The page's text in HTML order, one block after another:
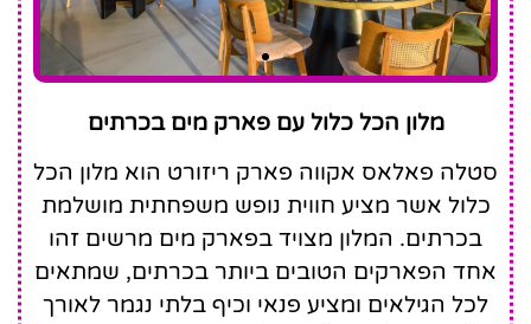
Stella Palace Aqua
מלון הכל כלול עם פארק מים בכרתים
סטלה פאלאס אקווה פארק ריזורט הוא מלון הכל
כלול אשר מציע חווית נופש משפחתית מושלמת
בכרתים. המלון מצויד בפארק מים מרשים זהו
אחד הפארקים הטובים ביותר בכרתים, שמתאים
לכל הגילאים ומציע פנאי וכיף בלתי נגמר לאורך